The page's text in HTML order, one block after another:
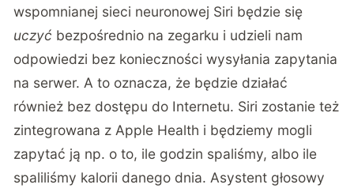
wspomnianej sieci neuronowej Siri będzie się
uczyć bezpośrednio na zegarku i udzieli nam
odpowiedzi bez konieczności wysyłania zapytania
na serwer. A to oznacza, że będzie działać
również bez dostępu do Internetu. Siri zostanie też
zintegrowana z Apple Health i będziemy mogli
zapytać ją np. o to, ile godzin spaliśmy, albo ile
spaliliśmy kalorii danego dnia. Asystent głosowy